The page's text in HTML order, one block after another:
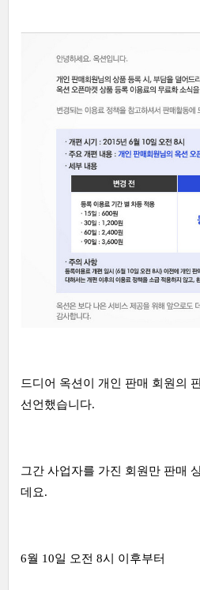
드디어 옥션이 개인 판매 회원의
선언했습니다.
그간 사업자를 가진 회원만 판매
데요.
6월 10일 오전 8시 이후부터